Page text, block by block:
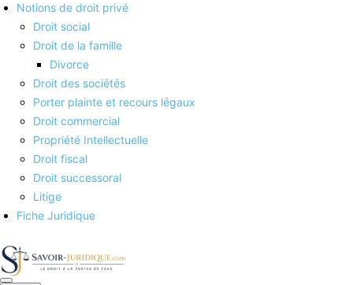
Notions de droit privé
Droit social
Droit de la famille
Divorce
Droit des sociétés
Porter plainte et recours légaux
Droit commercial
Propriété Intellectuelle
Droit fiscal
Droit successoral
Litige
Fiche Juridique